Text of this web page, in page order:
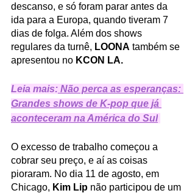
descanso, e só foram parar antes da
ida para a Europa, quando tiveram 7
dias de folga. Além dos shows
regulares da turnê, LOONA também se
apresentou no KCON LA.
Leia mais: Não perca as esperanças:
Grandes shows de K-pop que já
aconteceram na América do Sul
O excesso de trabalho começou a
cobrar seu preço, e aí as coisas
pioraram. No dia 11 de agosto, em
Chicago, Kim Lip não participou de um